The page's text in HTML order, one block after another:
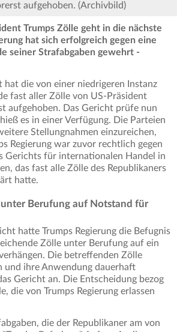
aufgehoben. (Archivbild)
Trumps Zölle geht in die nächste
hat sich erfolgreich gegen eine
seiner Strafabgaben gewehrt -
hat die von einer niedrigeren Instanz
fast aller Zölle von US-Präsident
aufgehoben. Das Gericht prüfe nun
es in einer Verfügung. Die Parteien
Stellungnahmen einzureichen,
Regierung war zuvor rechtlich gegen
Gerichts für internationalen Handel in
das fast alle Zölle des Republikaners
hatte.
Berufung auf Notstand für
hatte Trumps Regierung die Befugnis
Zölle unter Berufung auf ein
Die betreffenden Zölle
und ihre Anwendung dauerhaft
Gericht an. Die Entscheidung bezog
die von Trumps Regierung erlassen
die der Republikaner am von